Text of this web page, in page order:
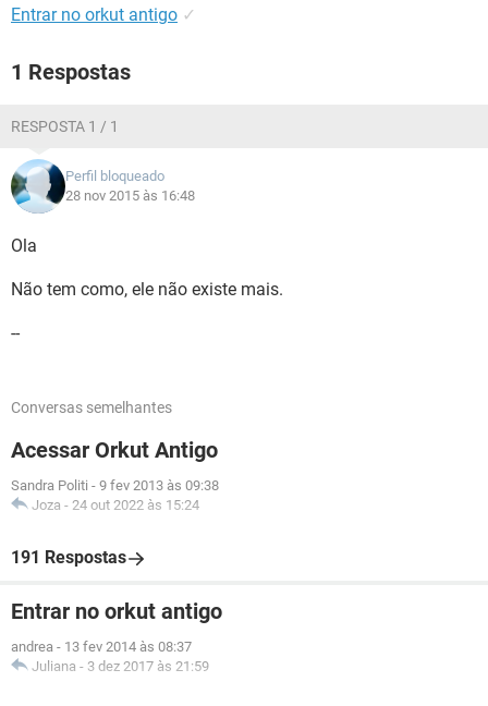
Entrar no orkut antigo ✓
1 Respostas
RESPOSTA 1 / 1
Perfil bloqueado
28 nov 2015 às 16:48
Ola
Não tem como, ele não existe mais.
--
Conversas semelhantes
Acessar Orkut Antigo
Sandra Politi - 9 fev 2013 às 09:38
Joza - 24 out 2022 às 15:24
191 Respostas
Entrar no orkut antigo
andrea - 13 fev 2014 às 08:37
Juliana - 3 dez 2017 às 21:59